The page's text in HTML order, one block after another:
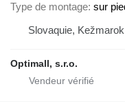
Type de montage sur
Slovaquie, Kežmarok
Optimall, s.r.o.